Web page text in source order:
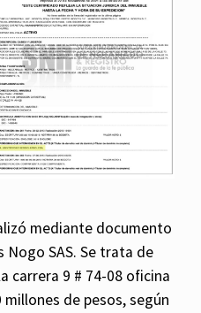
mediante documento
SAS. Se trata de
carrera 9 # 74-08 oficina
de pesos, según